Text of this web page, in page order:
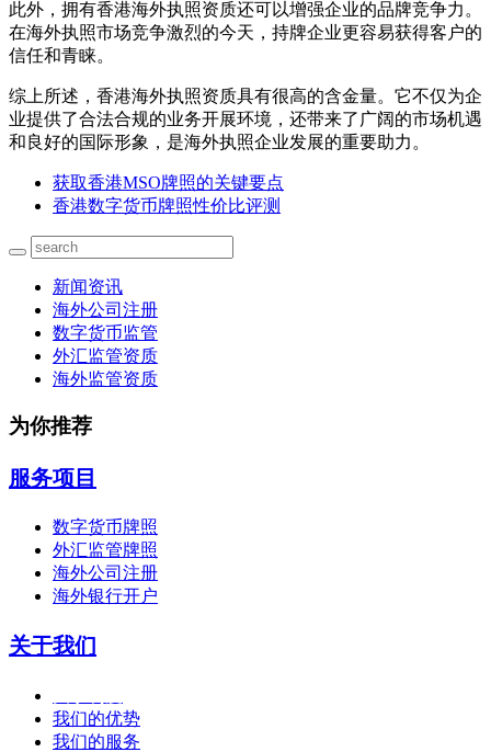
此外，拥有香港海外执照资质还可以增强企业的品牌竞争力。
在海外执照市场竞争激烈的今天，持牌企业更容易获得客户的
信任和青睐。
综上所述，香港海外执照资质具有很高的含金量。它不仅为企
业提供了合法合规的业务开展环境，还带来了广阔的市场机遇
和良好的国际形象，是海外执照企业发展的重要助力。
获取香港MSO牌照的关键要点
香港数字货币牌照性价比评测
新闻资讯
海外公司注册
数字货币监管
外汇监管资质
海外监管资质
为你推荐
服务项目
数字货币牌照
外汇监管牌照
海外公司注册
海外银行开户
关于我们
我们的优势
我们的服务